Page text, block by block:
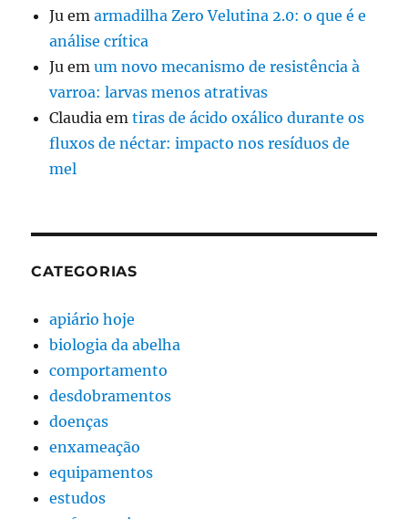
Ju emarmadilha Zero Velutina 2.0: o que é e
análise crítica
Ju emum novo mecanismo de resistência à
varroa: larvas menos atrativas
Claudia emtiras de ácido oxálico durante os
fluxos de néctar: impacto nos resíduos de
mel
CATEGORIAS
apiário hoje
biologia da abelha
comportamento
desdobramentos
doenças
enxameação
equipamentos
estudos